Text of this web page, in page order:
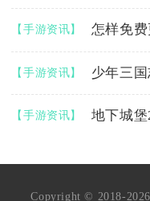
【手游资讯】 怎样免
【手游资讯】
【手游资讯】
Copyright © 2018-